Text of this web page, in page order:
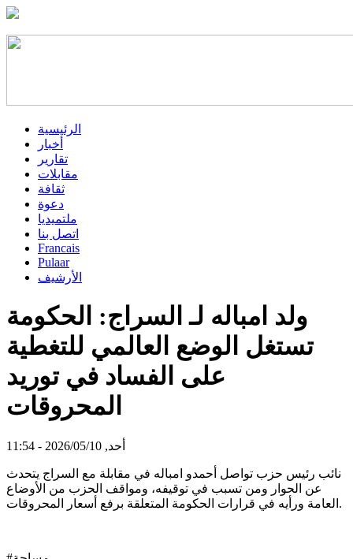
الرئيسية
أخبار
تقارير
مقابلات
ثقافة
دعوة
ملتميديا
اتصل بنا
Francais
Pulaar
الأرشيف
ولد امباله لـ السراج: الحكومة
تستغل الوضع العالمي للتغطية
على الفساد في توريد
المحروقات
أحد, 2026/05/10 - 11:54
نائب رئيس حزب تواصل أحمدو امباله في مقابلة مع السراج يتحدث
عن الحوار ومن تسبب في توقيفه، ومواقف الحزب من الأوضاع
العامة ورأيه في قرارات الحكومة المتعلقة برفع أسعار المحروقات.